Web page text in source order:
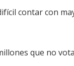
contar con
que no